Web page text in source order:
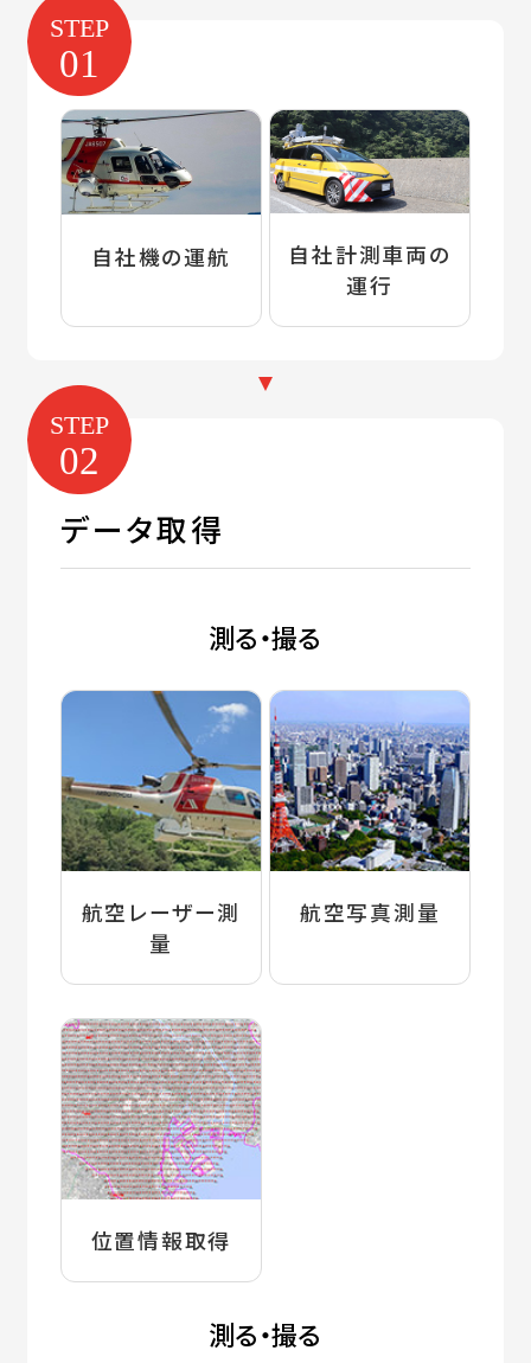
STEP
01
自社機の運航
自社計測車両の
運行
STEP
02
データ取得
測る・撮る
航空レーザー測
量
航空写真測量
位置情報取得
測る・撮る